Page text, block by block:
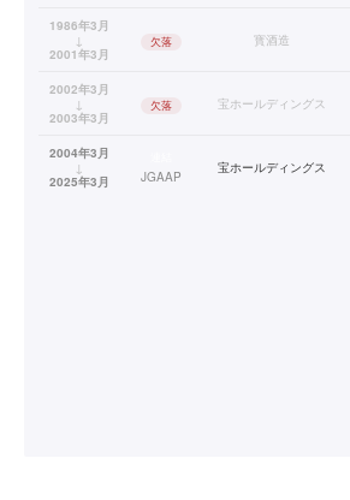
1986年3月
↓
2001年3月
欠落 寳酒造
2002年3月
↓
2003年3月
欠落 宝ホールディングス
2004年3月
↓
2025年3月
JGAAP
宝ホールディングス